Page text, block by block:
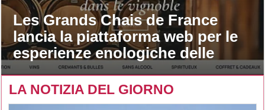
Les Grands Chais de France
lancia la piattaforma web per le
esperienze enologiche delle
maison
LA NOTIZIA DEL GIORNO